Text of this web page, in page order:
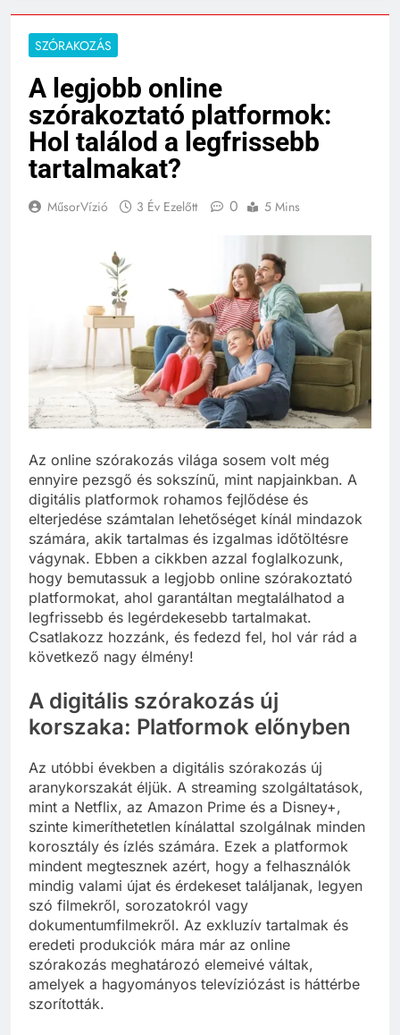
SZÓRAKOZÁS
A legjobb online
szórakoztató platformok:
Hol találod a legfrissebb
tartalmakat?
MűsorVízió 3 Év Ezelőtt 0 5 Mins
Az online szórakozás világa sosem volt még
ennyire pezsgő és sokszínű, mint napjainkban. A
digitális platformok rohamos fejlődése és
elterjedése számtalan lehetőséget kínál mindazok
számára, akik tartalmas és izgalmas időtöltésre
vágynak. Ebben a cikkben azzal foglalkozunk,
hogy bemutassuk a legjobb online szórakoztató
platformokat, ahol garantáltan megtalálhatod a
legfrissebb és legérdekesebb tartalmakat.
Csatlakozz hozzánk, és fedezd fel, hol vár rád a
következő nagy élmény!
A digitális szórakozás új
korszaka: Platformok előnyben
Az utóbbi években a digitális szórakozás új
aranykorszakát éljük. A streaming szolgáltatások,
mint a Netflix, az Amazon Prime és a Disney+,
szinte kimeríthetetlen kínálattal szolgálnak minden
korosztály és ízlés számára. Ezek a platformok
mindent megtesznek azért, hogy a felhasználók
mindig valami újat és érdekeset találjanak, legyen
szó filmekről, sorozatokról vagy
dokumentumfilmekről. Az exkluzív tartalmak és
eredeti produkciók mára már az online
szórakozás meghatározó elemeivé váltak,
amelyek a hagyományos televíziózást is háttérbe
szorították.